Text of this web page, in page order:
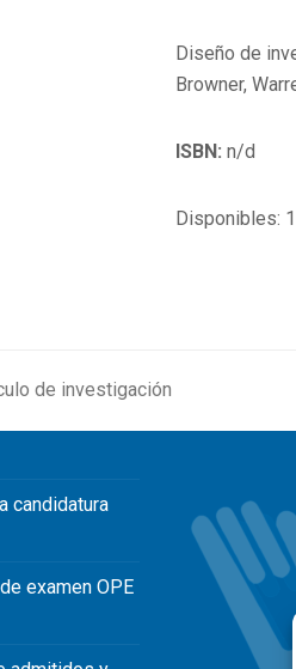
Diseño de
Browner,
ISBN: n/d
Disponibles:
de investigación
candidatura
examen OPE